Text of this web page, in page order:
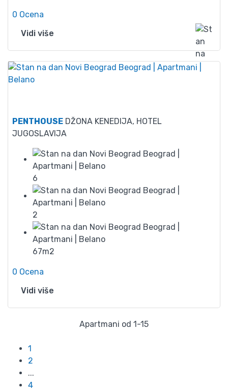
0 Ocena
Vidi više
PENTHOUSE DŽONA KENEDIJA, HOTEL
JUGOSLAVIJA
6
2
67m2
0 Ocena
Vidi više
Apartmani od 1-15
1
2
...
4